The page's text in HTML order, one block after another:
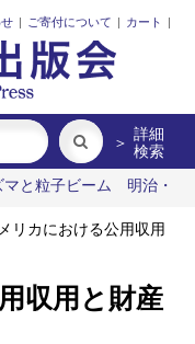
| ご寄付について | カート |
＞ 詳細
検索
と粒子ビーム
明治・
リカにおける公用収用
収用と財産